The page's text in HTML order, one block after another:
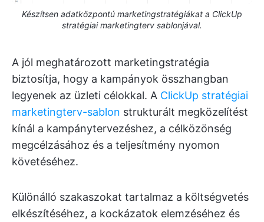
Készítsen adatközpontú marketingstratégiákat a ClickUp
stratégiai marketingterv sablonjával.
A jól meghatározott marketingstratégia
biztosítja, hogy a kampányok összhangban
legyenek az üzleti célokkal. A ClickUp stratégiai
marketingterv-sablon strukturált megközelítést
kínál a kampánytervezéshez, a célközönség
megcélzásához és a teljesítmény nyomon
követéséhez.
Különálló szakaszokat tartalmaz a költségvetés
elkészítéséhez, a kockázatok elemzéséhez és